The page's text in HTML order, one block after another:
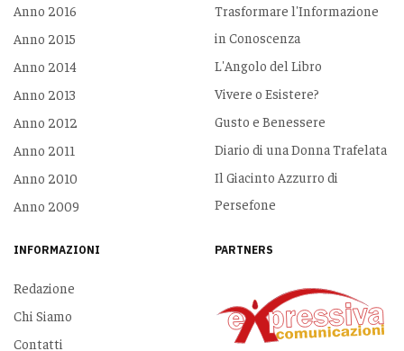
Anno 2016
Anno 2015
Anno 2014
Anno 2013
Anno 2012
Anno 2011
Anno 2010
Anno 2009
Trasformare l'Informazione
in Conoscenza
L'Angolo del Libro
Vivere o Esistere?
Gusto e Benessere
Diario di una Donna Trafelata
Il Giacinto Azzurro di
Persefone
INFORMAZIONI
Redazione
Chi Siamo
Contatti
PARTNERS